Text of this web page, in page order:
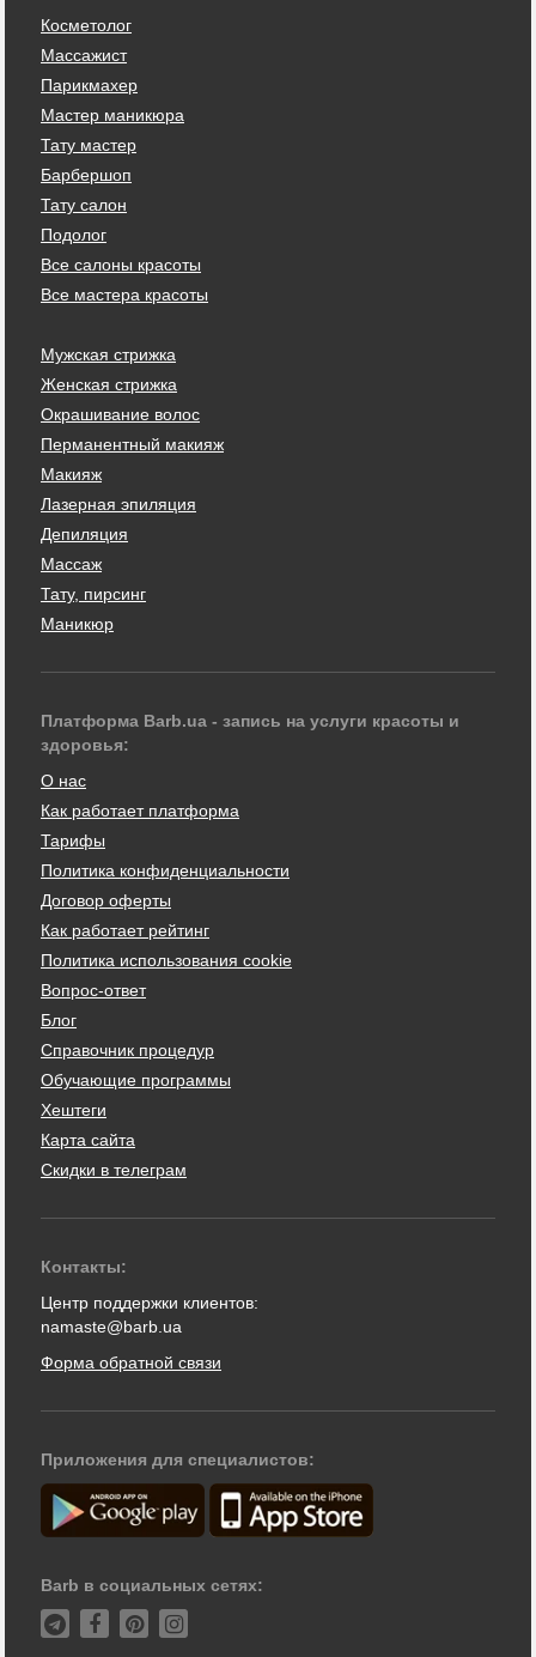
Косметолог
Массажист
Парикмахер
Мастер маникюра
Тату мастер
Барбершоп
Тату салон
Подолог
Все салоны красоты
Все мастера красоты
Мужская стрижка
Женская стрижка
Окрашивание волос
Перманентный макияж
Макияж
Лазерная эпиляция
Депиляция
Массаж
Тату, пирсинг
Маникюр
Платформа Barb.ua - запись на услуги красоты и
здоровья:
О нас
Как работает платформа
Тарифы
Политика конфиденциальности
Договор оферты
Как работает рейтинг
Политика использования cookie
Вопрос-ответ
Блог
Справочник процедур
Обучающие программы
Хештеги
Карта сайта
Скидки в телеграм
Контакты:
Центр поддержки клиентов:
namaste@barb.ua
Форма обратной связи
Приложения для специалистов:
Barb в социальных сетях: